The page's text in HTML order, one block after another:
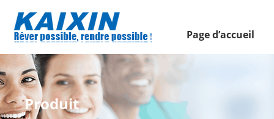
Page d’accueil
Produit